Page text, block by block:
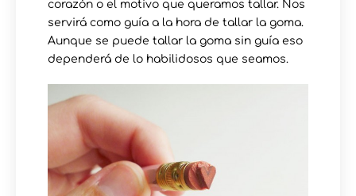
corazón o el motivo que queramos tallar. Nos
servirá como guía a la hora de tallar la goma.
Aunque se puede tallar la goma sin guía eso
dependerá de lo habilidosos que seamos.